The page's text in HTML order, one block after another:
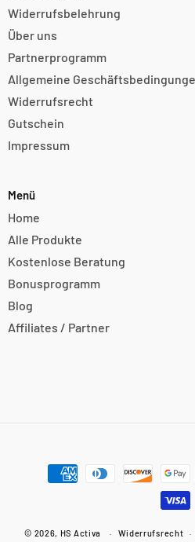
Widerrufsbelehrung
Über uns
Partnerprogramm
Allgemeine
Widerrufsrecht
Gutschein
Impressum
Menü
Home
Alle Produkte
Kostenlose Beratung
Bonusprogramm
Blog
Affiliates / Partner
Zahlungsmethoden
© 2026, HS Activa Widerrufsrecht